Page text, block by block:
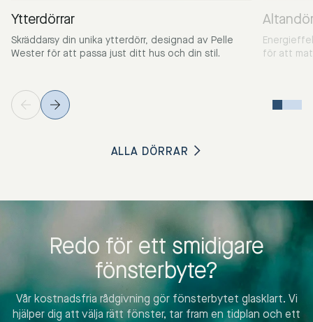
Ytterdörrar
Skräddarsy din unika ytterdörr, designad av Pelle
Wester för att passa just ditt hus och din stil.
för att
ALLA DÖRRAR
Redo för ett smidigare
fönsterbyte?
Vår kostnadsfria rådgivning gör fönsterbytet glasklart. Vi
hjälper dig att välja rätt fönster, tar fram en tidplan och ett